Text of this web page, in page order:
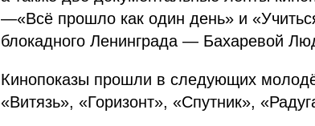
—«Всё прошло как один день» и
блокадного Ленинграда — Бахаревой
Кинопоказы прошли в следующих
«Витязь», «Горизонт», «Спутник»,